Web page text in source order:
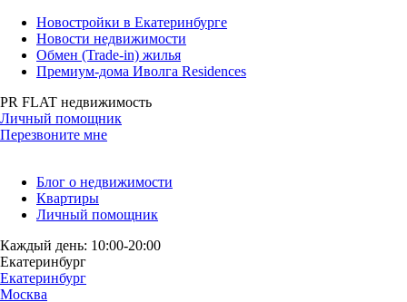
Новостройки в Екатеринбурге
Новости недвижимости
Обмен (Trade-in) жилья
Премиум-дома Иволга Residences
PR FLAT недвижимость
Личный помощник
Перезвоните мне
Блог о недвижимости
Квартиры
Личный помощник
Каждый день: 10:00-20:00
Екатеринбург
Екатеринбург
Москва